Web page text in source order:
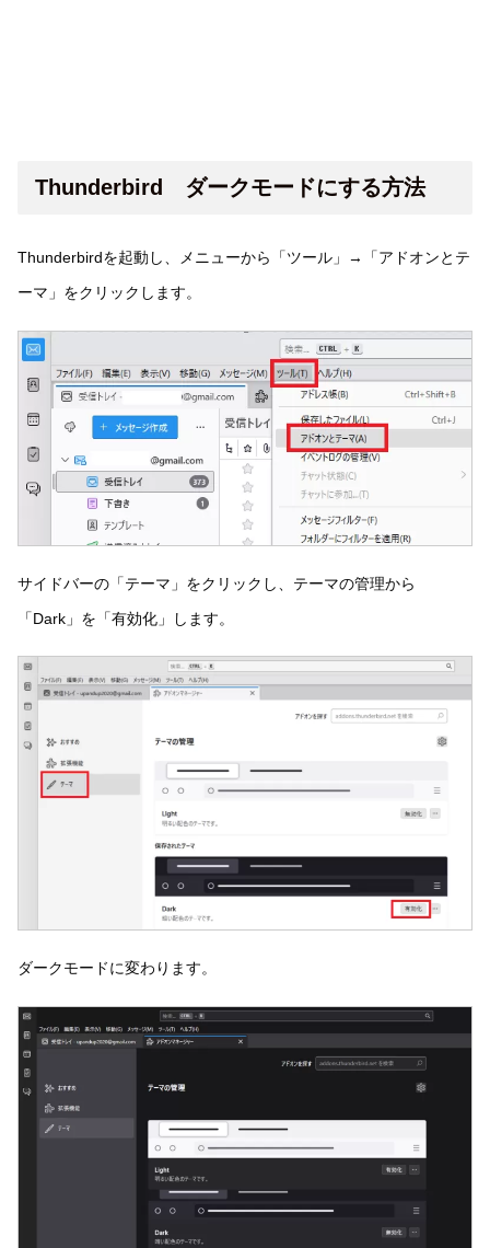
Thunderbird ダークモードにする方法
Thunderbirdを起動し、メニューから「ツール」→「アドオンとテ
ーマ」をクリックします。
サイドバーの「テーマ」をクリックし、テーマの管理から
「Dark」を「有効化」します。
ダークモードに変わります。